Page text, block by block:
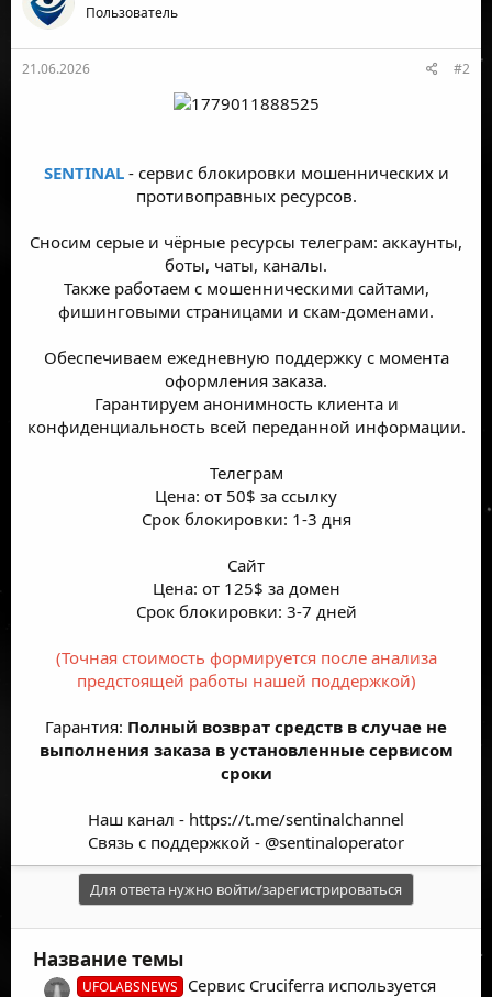
Пользователь
21.06.2026 #2
SENTINAL - сервис блокировки мошеннических и
противоправных ресурсов.
Сносим серые и чёрные ресурсы телеграм: аккаунты,
боты, чаты, каналы.
Также работаем с мошенническими сайтами,
фишинговыми страницами и скам-доменами.
Обеспечиваем ежедневную поддержку с момента
оформления заказа.
Гарантируем анонимность клиента и
конфиденциальность всей переданной информации.
Телеграм
Цена: от 50$ за ссылку
Срок блокировки: 1-3 дня
Сайт
Цена: от 125$ за домен
Срок блокировки: 3-7 дней
(Точная стоимость формируется после анализа
предстоящей работы нашей поддержкой)
Гарантия: Полный возврат средств в случае не
выполнения заказа в установленные сервисом
сроки
Наш канал - https://t.me/sentinalchannel
Связь с поддержкой - @sentinaloperator
Для ответа нужно войти/зарегистрироваться
Название темы
UFOLABSNEWS Сервис Cruciferra используется